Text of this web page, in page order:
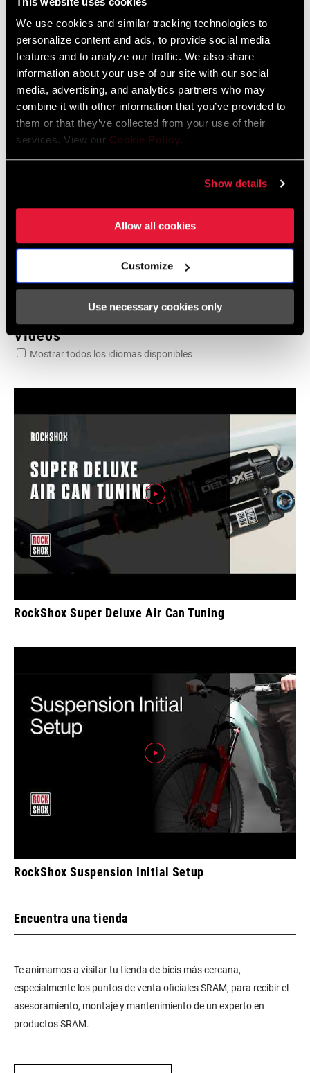
We use cookies and similar tracking technologies to
personalize content and ads, to provide social media
features and to analyze our traffic. We also share
information about your use of our site with our social
media, advertising, and analytics partners who may
combine it with other information that you’ve provided to
them or that they’ve collected from your use of their
services. View our Cookie Policy.
Show details
Allow all cookies
Customize
Use necessary cookies only
Manuales De Personalización
RockShox Rear Shock Piston Tuning
Guide
Idioma: English
6 MB
604 kb
Vídeos
Mostrar todos los idiomas disponibles
RockShox Super Deluxe Air Can Tuning
RockShox Suspension Initial Setup
Encuentra una tienda
Te animamos a visitar tu tienda de bicis más cercana,
especialmente los puntos de venta oficiales SRAM, para recibir el
asesoramiento, montaje y mantenimiento de un experto en
productos SRAM.